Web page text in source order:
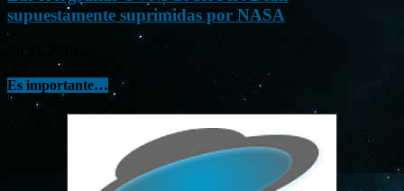
supuestamente suprimidas por NASA
Es importante…